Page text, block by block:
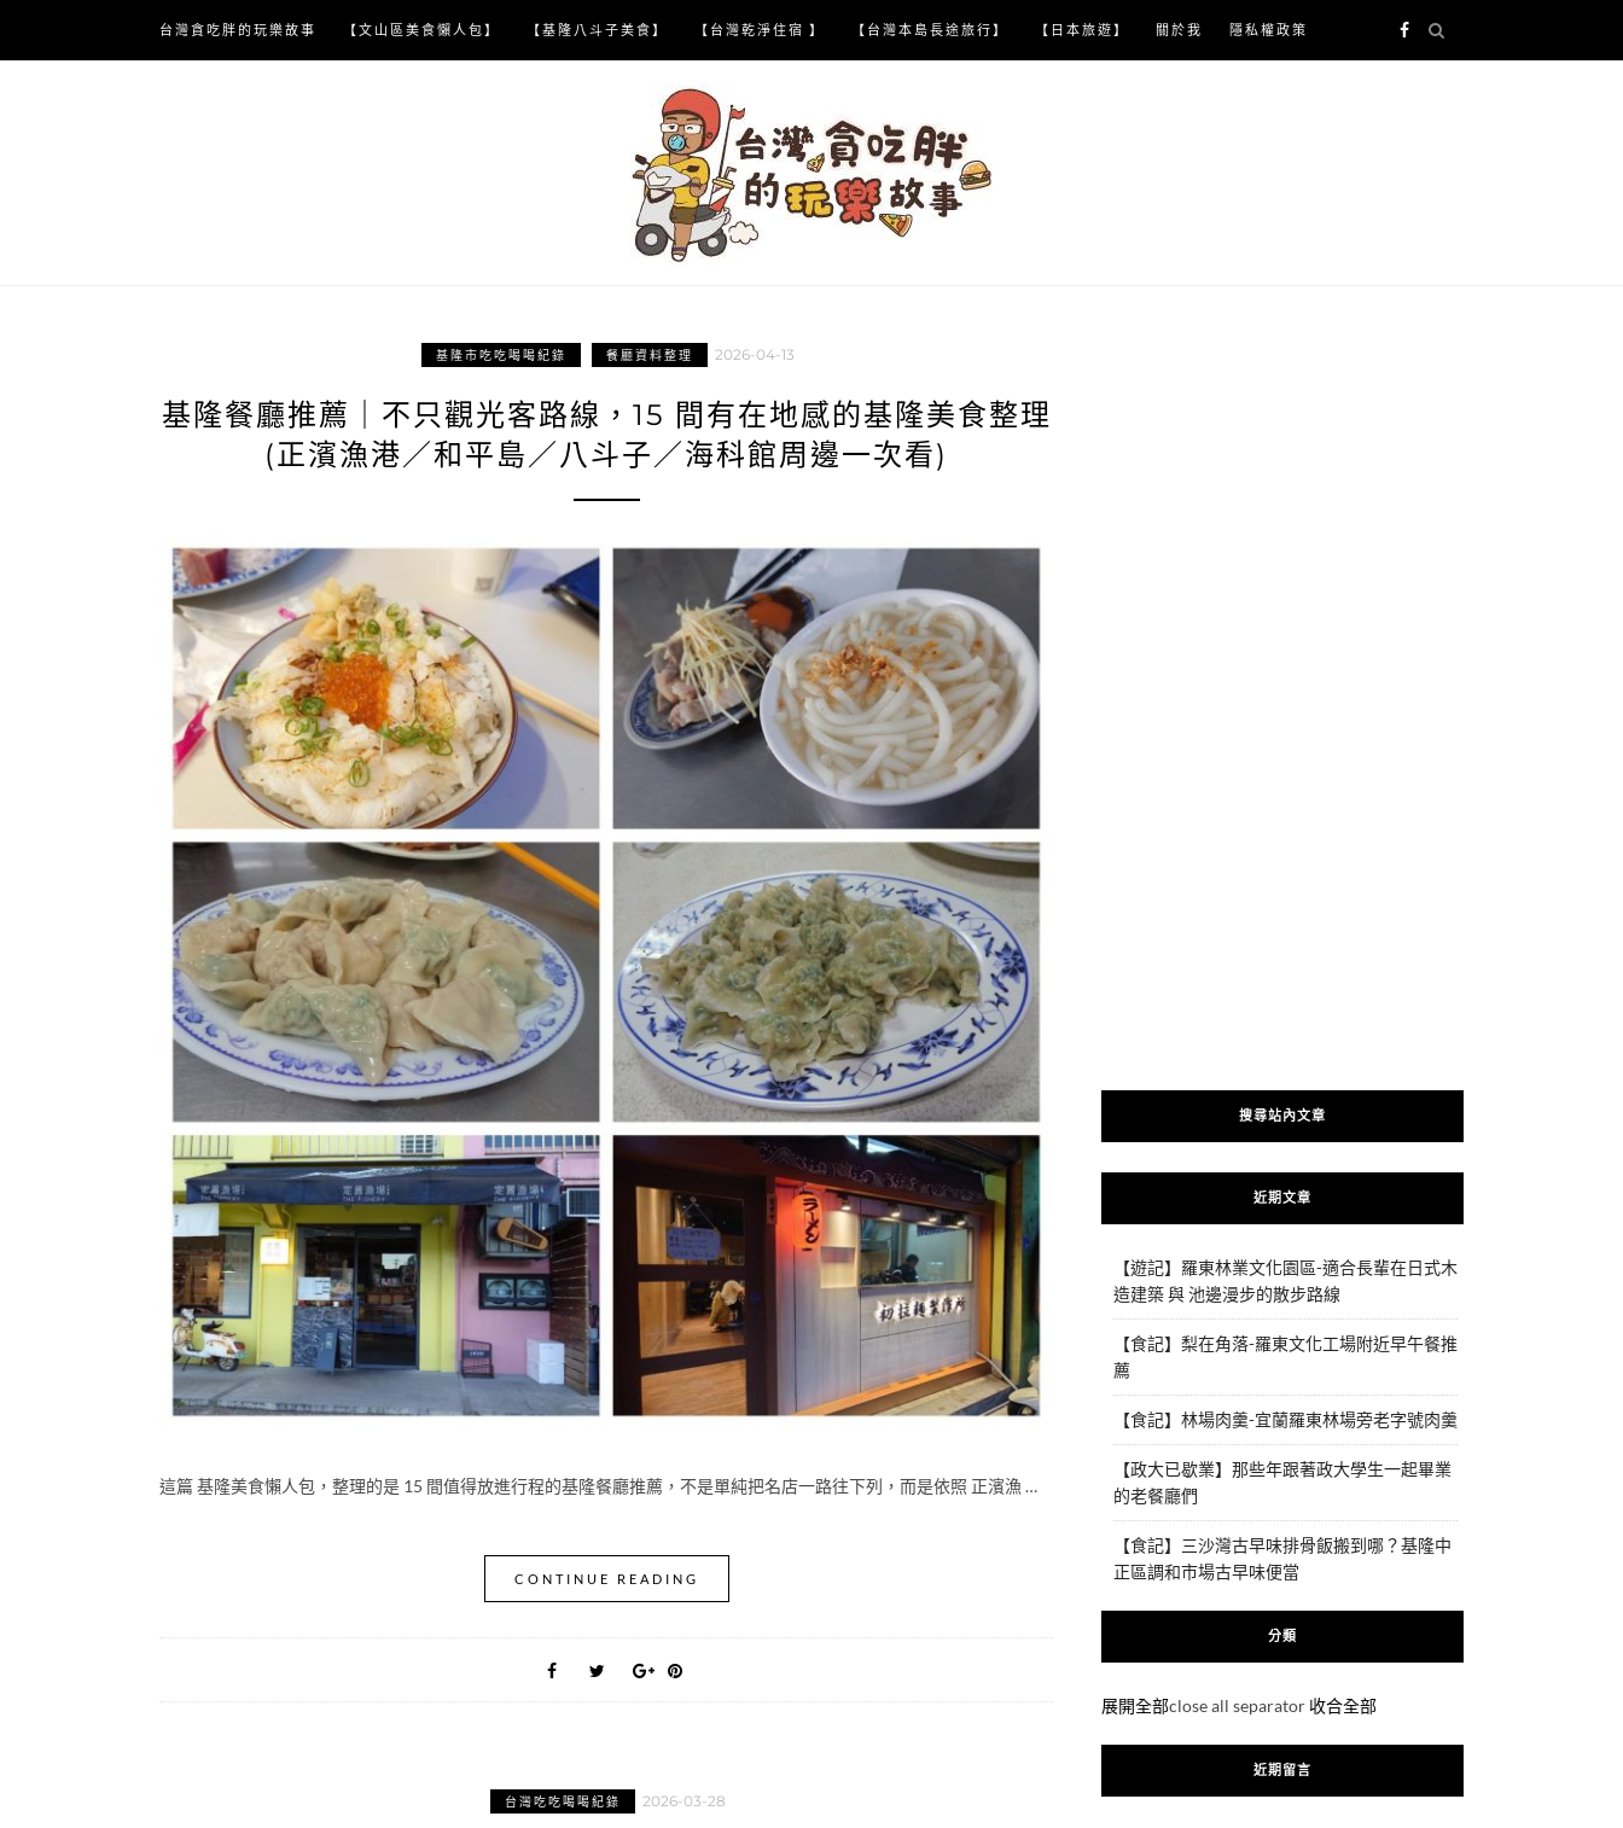
content
台灣貪吃胖的玩樂故事 【文山區美食懶人包】 【基隆八斗子美食】 【台灣乾淨住宿 】 【台灣本島長途旅行】 【日本旅遊】 關於我 隱私權政策
基隆市吃吃喝喝紀錄 餐廳資料整理 2026-04-13
基隆餐廳推薦｜不只觀光客路線，15 間有在地感的基隆美食整理
(正濱漁港／和平島／八斗子／海科館周邊一次看)
這篇 基隆美食懶人包，整理的是 15 間值得放進行程的基隆餐廳推薦，不是單純把名店一路往下列，而是依照 正濱漁 …
CONTINUE READING
台灣吃吃喝喝紀錄 2026-03-28
搜尋站內文章
近期文章
【遊記】羅東林業文化園區-適合長輩在日式木
造建築 與 池邊漫步的散步路線
【食記】梨在角落-羅東文化工場附近早午餐推
薦
【食記】林場肉羹-宜蘭羅東林場旁老字號肉羹
【政大已歇業】那些年跟著政大學生一起畢業
的老餐廳們
【食記】三沙灣古早味排骨飯搬到哪？基隆中
正區調和市場古早味便當
分類
展開全部close all separator 收合全部
近期留言